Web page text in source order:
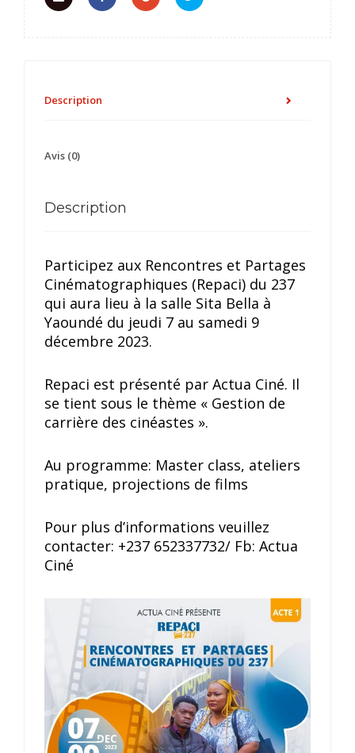
Description
Avis (0)
Description
Participez aux Rencontres et Partages
Cinématographiques (Repaci) du 237
qui aura lieu à la salle Sita Bella à
Yaoundé du jeudi 7 au samedi 9
décembre 2023.
Repaci est présenté par Actua Ciné. Il
se tient sous le thème « Gestion de
carrière des cinéastes ».
Au programme: Master class, ateliers
pratique, projections de films
Pour plus d’informations veuillez
contacter: +237 652337732/ Fb: Actua
Ciné